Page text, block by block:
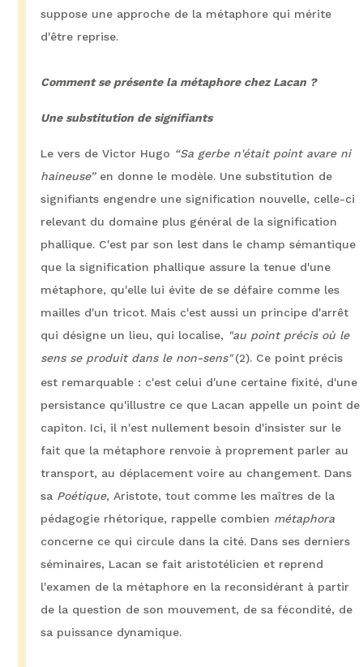
suppose une approche de la métaphore qui mérite
d'être reprise.
Comment se présente la métaphore chez Lacan ?
Une substitution de signifiants
Le vers de Victor Hugo “Sa gerbe n'était point avare ni
haineuse” en donne le modèle. Une substitution de
signifiants engendre une signification nouvelle, celle-ci
relevant du domaine plus général de la signification
phallique. C'est par son lest dans le champ sémantique
que la signification phallique assure la tenue d'une
métaphore, qu'elle lui évite de se défaire comme les
mailles d'un tricot. Mais c'est aussi un principe d'arrêt
qui désigne un lieu, qui localise, "au point précis où le
sens se produit dans le non-sens" (2). Ce point précis
est remarquable : c'est celui d'une certaine fixité, d'une
persistance qu'illustre ce que Lacan appelle un point de
capiton. Ici, il n'est nullement besoin d'insister sur le
fait que la métaphore renvoie à proprement parler au
transport, au déplacement voire au changement. Dans
sa Poétique, Aristote, tout comme les maîtres de la
pédagogie rhétorique, rappelle combien métaphora
concerne ce qui circule dans la cité. Dans ses derniers
séminaires, Lacan se fait aristotélicien et reprend
l'examen de la métaphore en la reconsidérant à partir
de la question de son mouvement, de sa fécondité, de
sa puissance dynamique.